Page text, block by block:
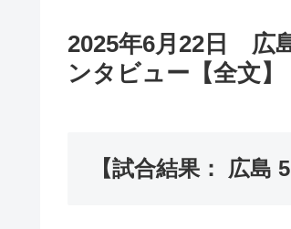
2025年6月22日 広
ンタビュー【全文】
【試合結果： 広島